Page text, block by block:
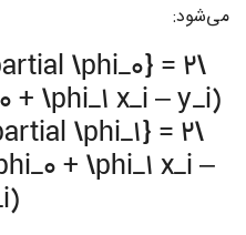
می‌شود:
\phi_0} = 2
+ \phi_1 x_i – y_i)
\phi_1} = 2
+ \phi_1 x_i –